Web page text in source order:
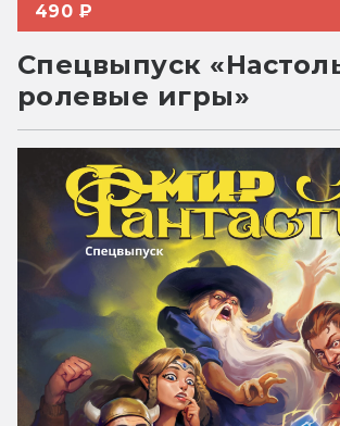
490 ₽
Спецвыпуск
ролевые игры»